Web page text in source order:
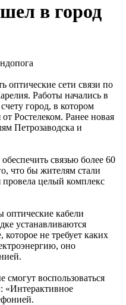
в город
оптические сети связи по
Работы начались в
город, в котором
Ростелеком. Ранее новая
Петрозаводска и
связью более 60
что бы жителям стали
провела целый комплекс
оптические кабели
устанавливаются
которое не требует каких
оно
смогут воспользоваться
«Интерактивное